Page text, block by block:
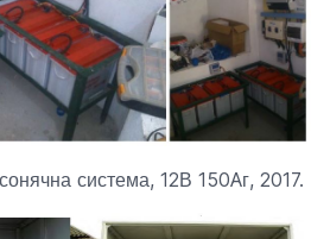
сонячна система, 12В 150Aг, 2017.